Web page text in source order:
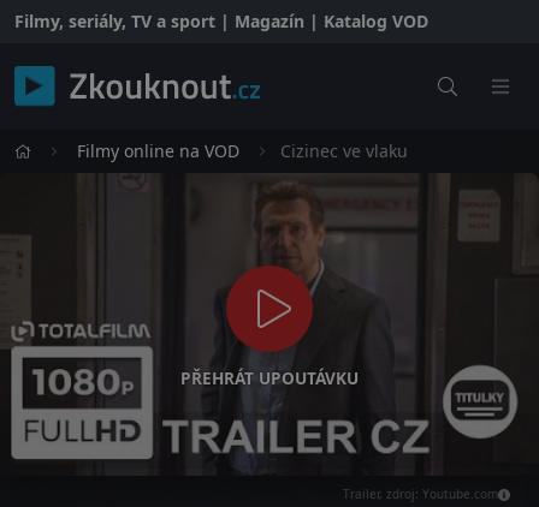
Filmy, seriály, TV a sport | Magazín | Katalog VOD
Filmy online na VOD Cizinec ve vlaku
PŘEHRÁT UPOUTÁVKU
Trailer, zdroj: Youtube.com